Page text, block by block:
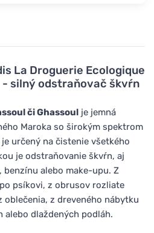
La Droguerie Ecologique
- silný odstraňovač škvŕn
či Ghassoul je jemná
Maroka so širokým spektrom
určený na čistenie všetkého
je odstraňovanie škvŕn, aj
benzínu alebo make-upu. Z
psíkovi, z obrusov rozliate
z dreveného nábytku
alebo dlaždených podláh.